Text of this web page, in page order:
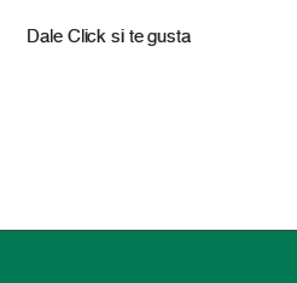
Dale Click si te gusta